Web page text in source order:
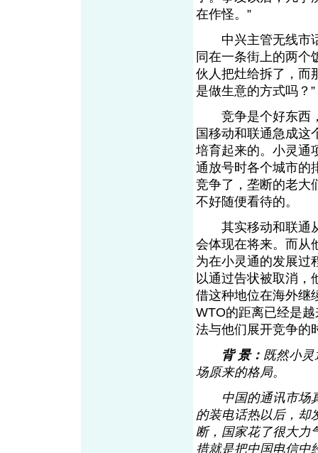
在作怪。”
中兴主管无线市话
同在一条街上的两个
伙人把灶给拆了，而
是做生意的方式吗？”
竞争是个好东西，
国移动和联通急成这
培育起来的。小灵通
通放号时各个城市的
竞争了，垄断的老大
不好随便看待的。
其实移动和联通从
会体现在将来。而从
为在小灵通的发展过
以通过告状被取消，
借这种地位在海外继
WTO的距离已经是
法与他们展开竞争的
背 景： 既然小
场原来的格局。
中国的通讯市场真
的装电话热以后，却
断，国家花了很大力
措就是把中国电信中